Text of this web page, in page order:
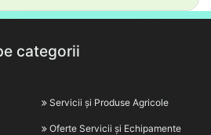
categorii
Servicii și Produse Agricole
Oferte Servicii și Echipamente